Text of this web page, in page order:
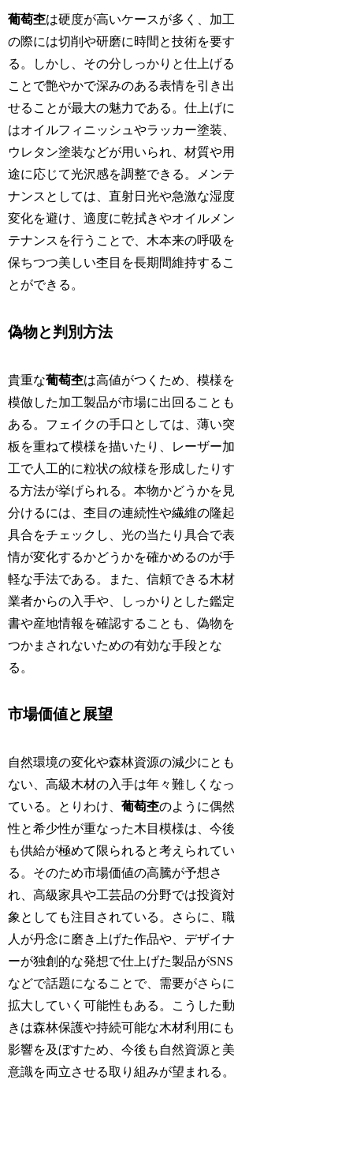
葡萄杢は硬度が高いケースが多く、加工
の際には切削や研磨に時間と技術を要す
る。しかし、その分しっかりと仕上げる
ことで艶やかで深みのある表情を引き出
せることが最大の魅力である。仕上げに
はオイルフィニッシュやラッカー塗装、
ウレタン塗装などが用いられ、材質や用
途に応じて光沢感を調整できる。メンテ
ナンスとしては、直射日光や急激な湿度
変化を避け、適度に乾拭きやオイルメン
テナンスを行うことで、木本来の呼吸を
保ちつつ美しい杢目を長期間維持するこ
とができる。
偽物と判別方法
貴重な葡萄杢は高値がつくため、模様を
模倣した加工製品が市場に出回ることも
ある。フェイクの手口としては、薄い突
板を重ねて模様を描いたり、レーザー加
工で人工的に粒状の紋様を形成したりす
る方法が挙げられる。本物かどうかを見
分けるには、杢目の連続性や繊維の隆起
具合をチェックし、光の当たり具合で表
情が変化するかどうかを確かめるのが手
軽な手法である。また、信頼できる木材
業者からの入手や、しっかりとした鑑定
書や産地情報を確認することも、偽物を
つかまされないための有効な手段とな
る。
市場価値と展望
自然環境の変化や森林資源の減少にとも
ない、高級木材の入手は年々難しくなっ
ている。とりわけ、葡萄杢のように偶然
性と希少性が重なった木目模様は、今後
も供給が極めて限られると考えられてい
る。そのため市場価値の高騰が予想さ
れ、高級家具や工芸品の分野では投資対
象としても注目されている。さらに、職
人が丹念に磨き上げた作品や、デザイナ
ーが独創的な発想で仕上げた製品がSNS
などで話題になることで、需要がさらに
拡大していく可能性もある。こうした動
きは森林保護や持続可能な木材利用にも
影響を及ぼすため、今後も自然資源と美
意識を両立させる取り組みが望まれる。